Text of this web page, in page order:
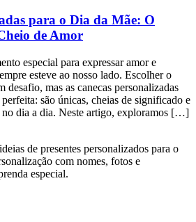
para o Dia da Mãe: O
de Amor
especial para expressar amor e
esteve ao nosso lado. Escolher o
desafio, mas as canecas personalizadas
são únicas, cheias de significado e
no dia a dia. Neste artigo, exploramos […]